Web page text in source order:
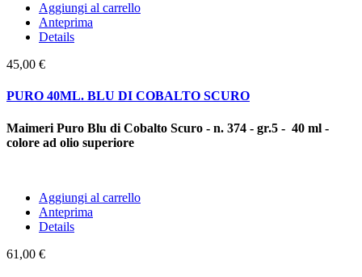
Aggiungi al carrello
Anteprima
Details
45,00 €
PURO 40ML. BLU DI COBALTO SCURO
Maimeri Puro Blu di Cobalto Scuro - n. 374 - gr.5 - 40 ml -
colore ad olio superiore
Aggiungi al carrello
Anteprima
Details
61,00 €